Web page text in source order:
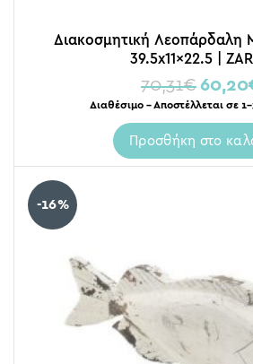
Διακοσμητική
39.5x11x22.5 |
70,31€ 60,20
Διαθέσιμο – Αποστέλλεται σε
Προσθήκη στο
-16%